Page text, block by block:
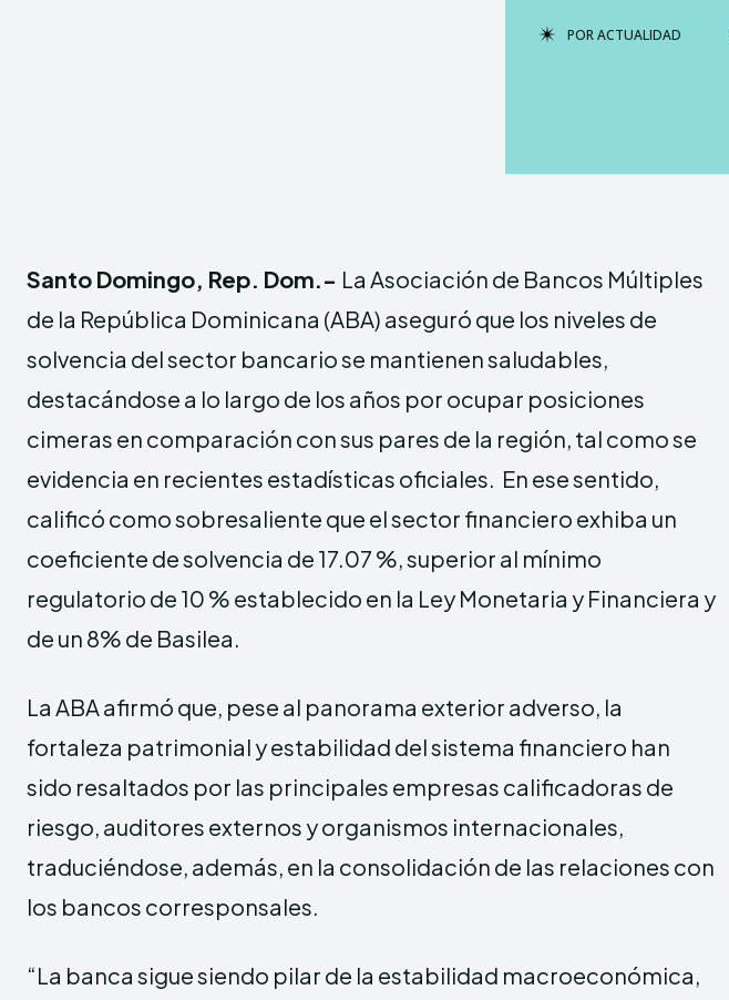
PORACTUALIDAD
Santo Domingo, Rep. Dom.- La Asociación de Bancos Múltiples
de la República Dominicana (ABA) aseguró que los niveles de
solvencia del sector bancario se mantienen saludables,
destacándose a lo largo de los años por ocupar posiciones
cimeras en comparación con sus pares de la región, tal como se
evidencia en recientes estadísticas oficiales. En ese sentido,
calificó como sobresaliente que el sector financiero exhiba un
coeficiente de solvencia de 17.07 %, superior al mínimo
regulatorio de 10 % establecido en la Ley Monetaria y Financiera y
de un 8% de Basilea.
La ABA afirmó que, pese al panorama exterior adverso, la
fortaleza patrimonial y estabilidad del sistema financiero han
sido resaltados por las principales empresas calificadoras de
riesgo, auditores externos y organismos internacionales,
traduciéndose, además, en la consolidación de las relaciones con
los bancos corresponsales.
“La banca sigue siendo pilar de la estabilidad macroeconómica,